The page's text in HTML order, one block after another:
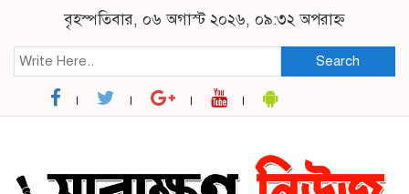
বৃহস্পতিবার, ০৬ অগাস্ট ২০২৬, ০৯:৩২ অপরাহ্ন
Search